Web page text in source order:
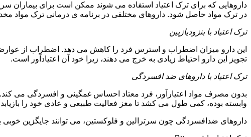
داروهایی که برای ترک اعتیاد استفاده می شوند ممکن است برای بیماران
در ترک مواد حاصل شود. داروهای مختلفی در برنامه ی درمانی ترک مواد
ترک اعتیاد با بنزودیازپین
این دارو میزان اضطراب و استرس فرد را کاهش می دهد. اضطراب از عوارض
تجویز این دارو احتیاط زیادی به خرج می دهند، زیرا خود آن اعتیادآور است.
ترک اعتیاد با داروهای ضد افسردگی
بدون مصرف مواد اعتیارآور، فرد معتاد احساس غمگینی و افسردگی می
وابسته بوده، کمی طول می کشد تا مغز فعالیت طبیعی و عادی خود را
داروهای ضدافسردگی چون سرترالین و فلوکستین، می توانند جایگزین خوبی